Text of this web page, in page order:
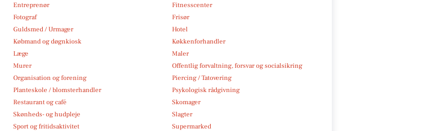
Entreprenør
Fitnesscenter
Fotograf
Frisør
Guldsmed / Urmager
Hotel
Købmand og døgnkiosk
Køkkenforhandler
Læge
Maler
Murer
Offentlig forvaltning, forsvar og socialsikring
Organisation og forening
Piercing / Tatovering
Planteskole / blomsterhandler
Psykologisk rådgivning
Restaurant og café
Skomager
Skønheds- og hudpleje
Slagter
Sport og fritidsaktivitet
Supermarked